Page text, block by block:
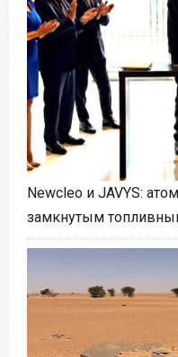
Newcleo и JAVYS:
замкнутым